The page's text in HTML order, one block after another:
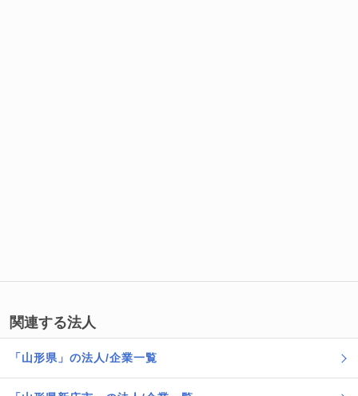
関連する法人
「山形県」の法人/企業一覧